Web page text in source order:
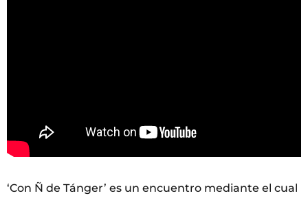
‘Con Ñ de Tánger’ es un encuentro mediante el cual